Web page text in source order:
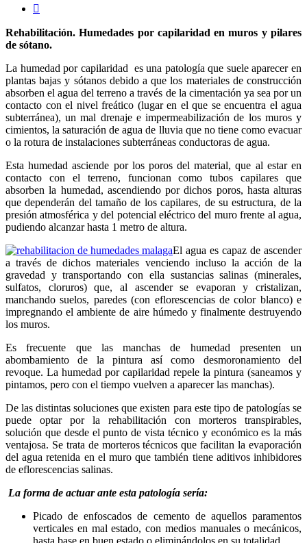

Rehabilitación. Humedades por capilaridad en muros y pilares
de sótano.
La humedad por capilaridad es una patología que suele aparecer en
plantas bajas y sótanos debido a que los materiales de construcción
absorben el agua del terreno a través de la cimentación ya sea por un
contacto con el nivel freático (lugar en el que se encuentra el agua
subterránea), un mal drenaje e impermeabilización de los muros y
cimientos, la saturación de agua de lluvia que no tiene como evacuar
o la rotura de instalaciones subterráneas conductoras de agua.
Esta humedad asciende por los poros del material, que al estar en
contacto con el terreno, funcionan como tubos capilares que
absorben la humedad, ascendiendo por dichos poros, hasta alturas
que dependerán del tamaño de los capilares, de su estructura, de la
presión atmosférica y del potencial eléctrico del muro frente al agua,
pudiendo alcanzar hasta 1 metro de altura.
El agua es capaz de ascender
a través de dichos materiales venciendo incluso la acción de la
gravedad y transportando con ella sustancias salinas (minerales,
sulfatos, cloruros) que, al ascender se evaporan y cristalizan,
manchando suelos, paredes (con eflorescencias de color blanco) e
impregnando el ambiente de aire húmedo y finalmente destruyendo
los muros.
Es frecuente que las manchas de humedad presenten un
abombamiento de la pintura así como desmoronamiento del
revoque. La humedad por capilaridad repele la pintura (saneamos y
pintamos, pero con el tiempo vuelven a aparecer las manchas).
De las distintas soluciones que existen para este tipo de patologías se
puede optar por la rehabilitación con morteros transpirables,
solución que desde el punto de vista técnico y económico es la más
ventajosa. Se trata de morteros técnicos que facilitan la evaporación
del agua retenida en el muro que también tiene aditivos inhibidores
de eflorescencias salinas.
La forma de actuar ante esta patología sería:
Picado de enfoscados de cemento de aquellos paramentos
verticales en mal estado, con medios manuales o mecánicos,
hasta base en buen estado o eliminándolos en su totalidad.